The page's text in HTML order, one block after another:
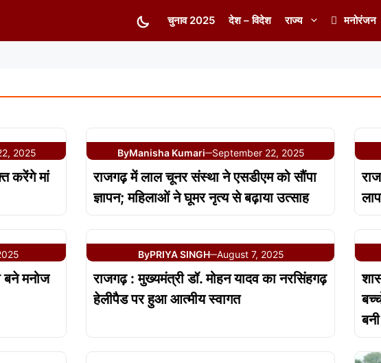
चुनाव 2025 देश – विदेश राज्य मनोरंजन
2025
करेंगे मां
ByManisha Kumari—September 22, 2025
राजगढ़ में लाल चूनर संस्था ने एसडीएम को सौंपा
ज्ञापन; महिलाओं ने घूमर नृत्य से बढ़ाया उत्साह
बने मनोज
ByPRIYA SINGH—August 7, 2025
राजगढ़ : मुख्यमंत्री डॉ. मोहन यादव का नरसिंहगढ़
हेलीपैड पर हुआ आत्मीय स्वागत